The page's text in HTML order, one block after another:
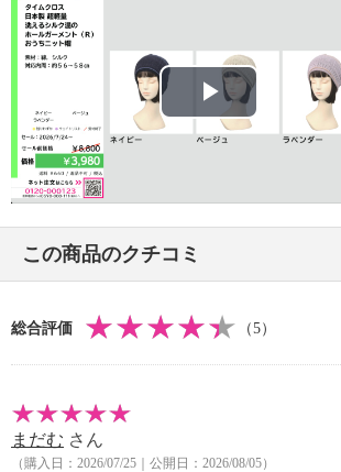
・長時間照射による変退色注意
・単品洗い
・水や汗などによる色落ち、色移り注意
・摩擦による色落ち、色移り注意
・ネット使用
・中性洗剤使用
【原産国（地）】
・日本製
Play
この商品のクチコミ
総合評価 （5）
まだむ さん
（購入日：2026/07/25｜公開日：2026/08/05）